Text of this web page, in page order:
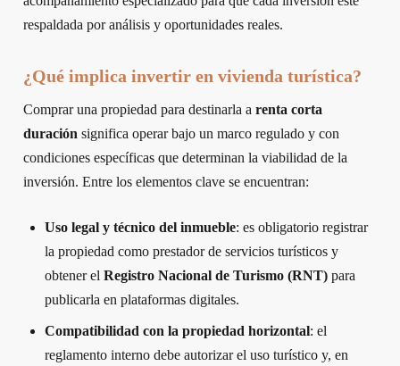
respaldada por análisis y oportunidades reales.
¿Qué implica invertir en vivienda turística?
Comprar una propiedad para destinarla a renta corta
duración significa operar bajo un marco regulado y con
condiciones específicas que determinan la viabilidad de la
inversión. Entre los elementos clave se encuentran:
Uso legal y técnico del inmueble: es obligatorio registrar
la propiedad como prestador de servicios turísticos y
obtener el Registro Nacional de Turismo (RNT) para
publicarla en plataformas digitales.
Compatibilidad con la propiedad horizontal: el
reglamento interno debe autorizar el uso turístico y, en